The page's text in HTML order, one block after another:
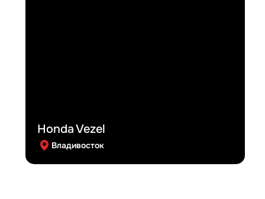
Honda Vezel
Владивосток